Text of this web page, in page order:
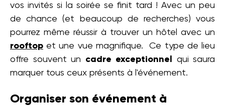
vos invités si la soirée se finit tard ! Avec un peu
de chance (et beaucoup de recherches) vous
pourrez même réussir à trouver un hôtel avec un
rooftop et une vue magnifique. Ce type de lieu
offre souvent un cadre exceptionnel
qui saura
marquer tous ceux présents à l'événement.
Organiser son événement à